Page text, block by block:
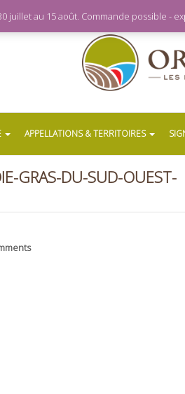
APPELLATIONS & TERRITOIRES
GRAS-DU-SUD-OUEST-
juillet au 15 août. Commande possible -